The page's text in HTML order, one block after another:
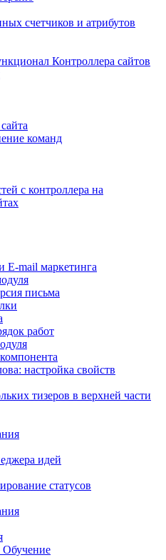
счетчиков и атрибутов
Контроллера сайтов
команд
с контроллера на
E-mail маркетинга
письма
работ
настройка свойств
тизеров в верхней части
идей
статусов
Обучение